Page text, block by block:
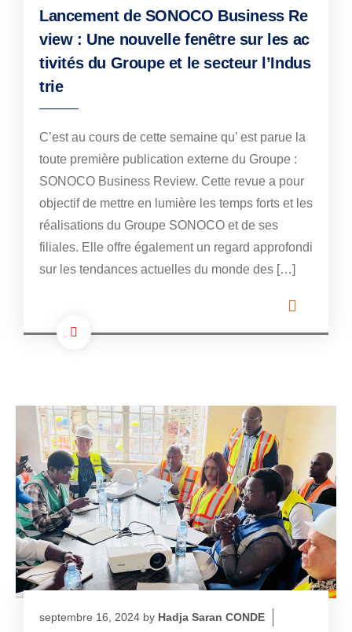
Lancement de SONOCO Business Re
view : Une nouvelle fenêtre sur les ac
tivités du Groupe et le secteur l’Indus
trie
C’est au cours de cette semaine qu’ est parue la
toute première publication externe du Groupe :
SONOCO Business Review. Cette revue a pour
objectif de mettre en lumière les temps forts et les
réalisations du Groupe SONOCO et de ses
filiales. Elle offre également un regard approfondi
sur les tendances actuelles du monde des […]
septembre 16, 2024 by Hadja Saran CONDE